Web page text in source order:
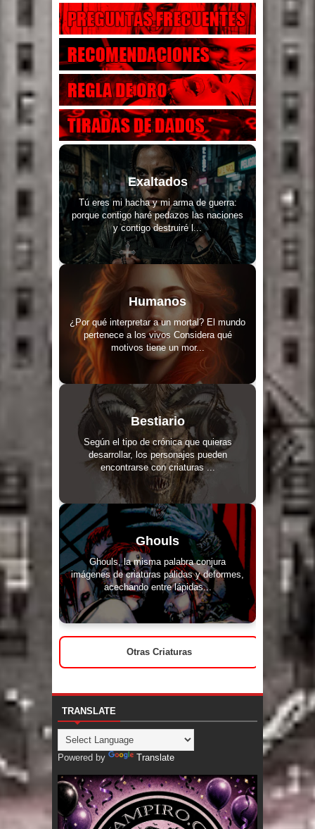
Exaltados
Tú eres mi hacha y mi arma de guerra:
porque contigo haré pedazos las naciones
y contigo destruiré l...
Humanos
¿Por qué interpretar a un mortal? El mundo
pertenece a los vivos Considera qué
motivos tiene un mor...
Bestiario
Según el tipo de crónica que quieras
desarrollar, los personajes pueden
encontrarse con criaturas ...
Ghouls
Ghouls, la misma palabra conjura
imágenes de criaturas pálidas y deformes,
acechando entre lápidas...
Otras Criaturas
TRANSLATE
Powered by Translate